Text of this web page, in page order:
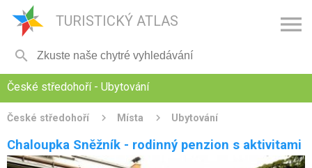
TURISTICKÝ ATLAS 

České středohoří - Ubytování
České středohoří Místa Ubytování
Chaloupka Sněžník - rodinný penzion s aktivitami